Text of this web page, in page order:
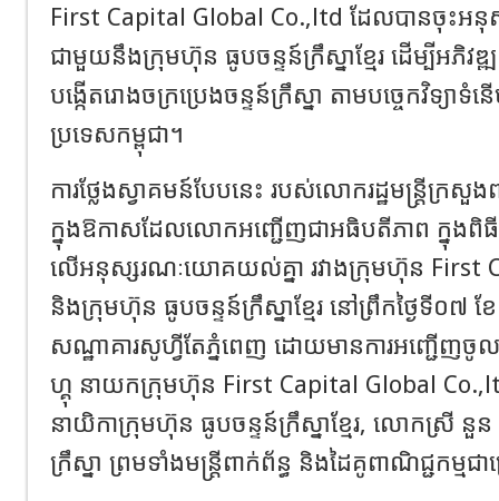
First Capital Global Co.,ltd ដែលបានចុះអ
ជាមួយនឹងក្រុមហ៊ុន ធូបចន្ទន៍ក្រឹស្នាខ្មែរ ដើម្បីអភិវឌ្
បង្កើតរោងចក្រប្រេងចន្ទន៍ក្រឹស្នា តាមបច្ចេកវិទ្យា
ប្រទេសកម្ពុជា។
ការថ្លែងស្វាគមន៍បែបនេះ របស់លោករដ្ឋមន្ត្រីក្រសួង
ក្នុងឱកាសដែលលោកអញ្ជើញជាអធិបតីភាព ក្នុងពិ
លើអនុស្សរណៈយោគយល់គ្នា រវាងក្រុមហ៊ុន First
និងក្រុមហ៊ុន ធូបចន្ទន៍ក្រឹស្នាខ្មែរ នៅព្រឹកថ្ងៃទី០៧ ខ
សណ្ឋាគារសូហ្វីតែភ្នំពេញ ដោយមានការអញ្ជើ
ហ្គុ នាយកក្រុមហ៊ុន First Capital Global
នាយិកាក្រុមហ៊ុន ធូបចន្ទន៍ក្រឹស្នាខ្មែរ, លោកស្រី នួ
ក្រឹស្នា ព្រមទាំងមន្រ្តីពាក់ព័ន្ធ និងដៃគូពាណិជ្ជកម្មជ